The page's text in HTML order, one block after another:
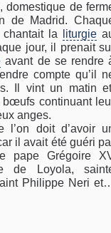
domestique de
de Madrid.
la liturgie
jour, il prenait
avant de se rendre
compte qu’il
Il vint un matin
bœufs continuant
anges.
l’on doit d’avoir
il avait été guéri
pape Grégoire
de Loyola,
Philippe Neri